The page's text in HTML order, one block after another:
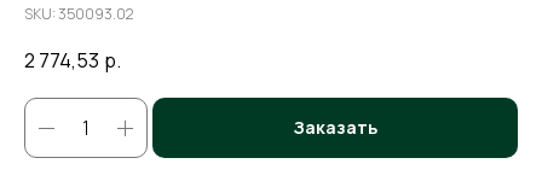
SKU:350093.02
2 774,53 р.
Заказать